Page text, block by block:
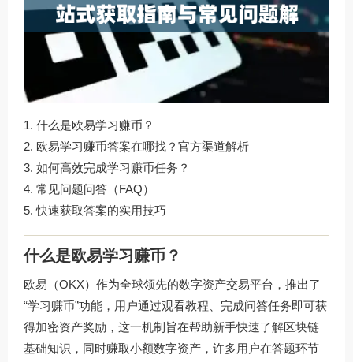
什么是欧易学习赚币？
欧易学习赚币答案在哪找？官方渠道解析
如何高效完成学习赚币任务？
常见问题问答（FAQ）
快速获取答案的实用技巧
什么是欧易学习赚币？
欧易（OKX）作为全球领先的数字资产交易平台，推出了
“学习赚币”功能，用户通过观看教程、完成问答任务即可获
得加密资产奖励，这一机制旨在帮助新手快速了解区块链
基础知识，同时赚取小额数字资产，许多用户在答题环节